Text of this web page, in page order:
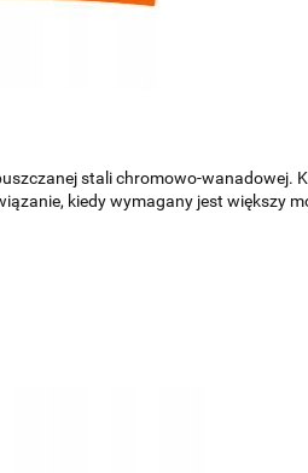
stali chromowo-wanadowej.
kiedy wymagany jest większy